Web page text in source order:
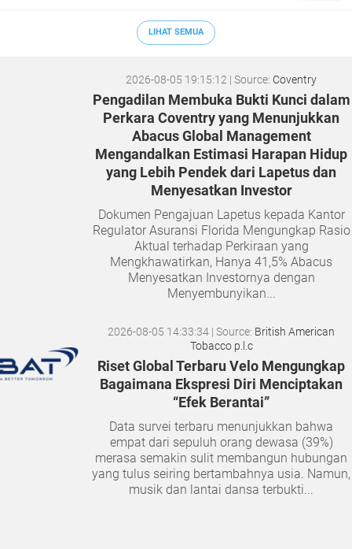
LIHAT SEMUA
2026-08-05 19:15:12 | Source: Coventry
Pengadilan Membuka Bukti Kunci dalam
Perkara Coventry yang Menunjukkan
Abacus Global Management
Mengandalkan Estimasi Harapan Hidup
yang Lebih Pendek dari Lapetus dan
Menyesatkan Investor
Dokumen Pengajuan Lapetus kepada Kantor
Regulator Asuransi Florida Mengungkap Rasio
Aktual terhadap Perkiraan yang
Mengkhawatirkan, Hanya 41,5% Abacus
Menyesatkan Investornya dengan
Menyembunyikan...
2026-08-05 14:33:34 | Source: British American
Tobacco p.l.c
Riset Global Terbaru Velo Mengungkap
Bagaimana Ekspresi Diri Menciptakan
“Efek Berantai”
Data survei terbaru menunjukkan bahwa
empat dari sepuluh orang dewasa (39%)
merasa semakin sulit membangun hubungan
yang tulus seiring bertambahnya usia. Namun,
musik dan lantai dansa terbukti...